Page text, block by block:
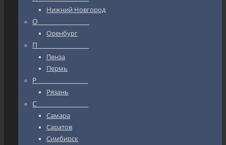
Нижний Новгород
О_________________
Оренбург
П_________________
Пенза
Пермь
Р_________________
Рязань
С_________________
Самара
Саратов
Симбирск